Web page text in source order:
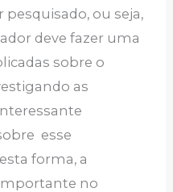
ou seja,
deve fazer uma
sobre o
as
esse
forma, a
no